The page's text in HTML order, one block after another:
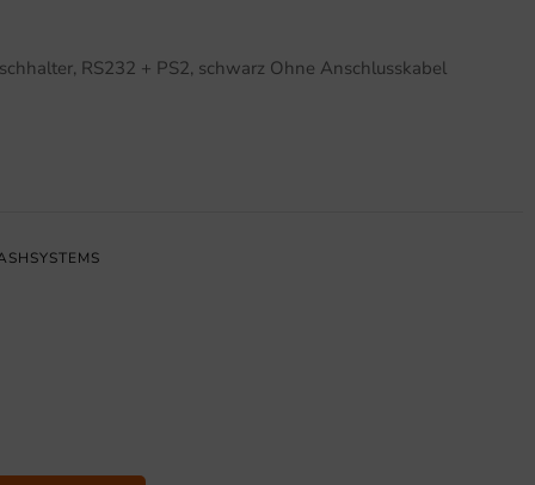
RS232 + PS2, schwarz Ohne Anschlusskabel